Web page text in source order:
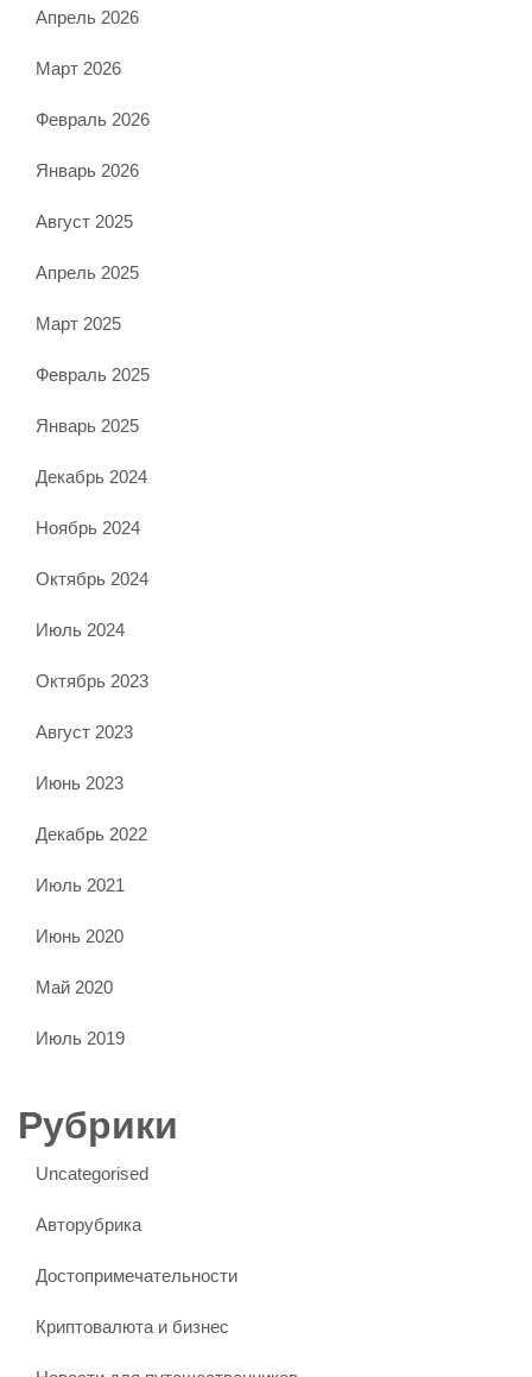
Апрель 2026
Март 2026
Февраль 2026
Январь 2026
Август 2025
Апрель 2025
Март 2025
Февраль 2025
Январь 2025
Декабрь 2024
Ноябрь 2024
Октябрь 2024
Июль 2024
Октябрь 2023
Август 2023
Июнь 2023
Декабрь 2022
Июль 2021
Июнь 2020
Май 2020
Июль 2019
Рубрики
Uncategorised
Авторубрика
Достопримечательности
Криптовалюта и бизнес